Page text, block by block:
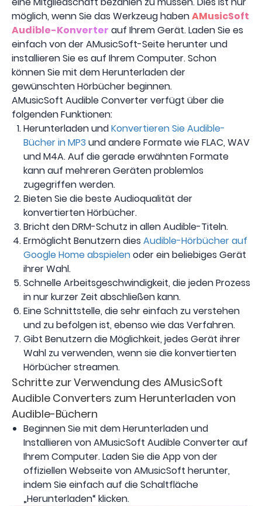
möglich, wenn Sie das Werkzeug habenAMusicSoft
Audible-Konverter auf Ihrem Gerät. Laden Sie es
einfach von der AMusicSoft-Seite herunter und
installieren Sie es auf Ihrem Computer. Schon
können Sie mit dem Herunterladen der
gewünschten Hörbücher beginnen.
AMusicSoft Audible Converter verfügt über die
folgenden Funktionen:
Herunterladen undKonvertieren Sie Audible-
Bücher in MP3 und andere Formate wie FLAC, WAV
und M4A. Auf die gerade erwähnten Formate
kann auf mehreren Geräten problemlos
zugegriffen werden.
Bieten Sie die beste Audioqualität der
konvertierten Hörbücher.
Bricht den DRM-Schutz in allen Audible-Titeln.
Ermöglicht Benutzern dies Audible-Hörbücher auf
Google Home abspielenoder ein beliebiges Gerät
ihrer Wahl.
Schnelle Arbeitsgeschwindigkeit, die jeden Prozess
in nur kurzer Zeit abschließen kann.
Eine Schnittstelle, die sehr einfach zu verstehen
und zu befolgen ist, ebenso wie das Verfahren.
Gibt Benutzern die Möglichkeit, jedes Gerät ihrer
Wahl zu verwenden, wenn sie die konvertierten
Hörbücher streamen.
Schritte zur Verwendung des AMusicSoft
Audible Converters zum Herunterladen von
Audible-Büchern
Beginnen Sie mit dem Herunterladen und
Installieren von AMusicSoft Audible Converter auf
Ihrem Computer. Laden Sie die App von der
offiziellen Webseite von AMusicSoft herunter,
indem Sie einfach auf die Schaltfläche
„Herunterladen“ klicken.